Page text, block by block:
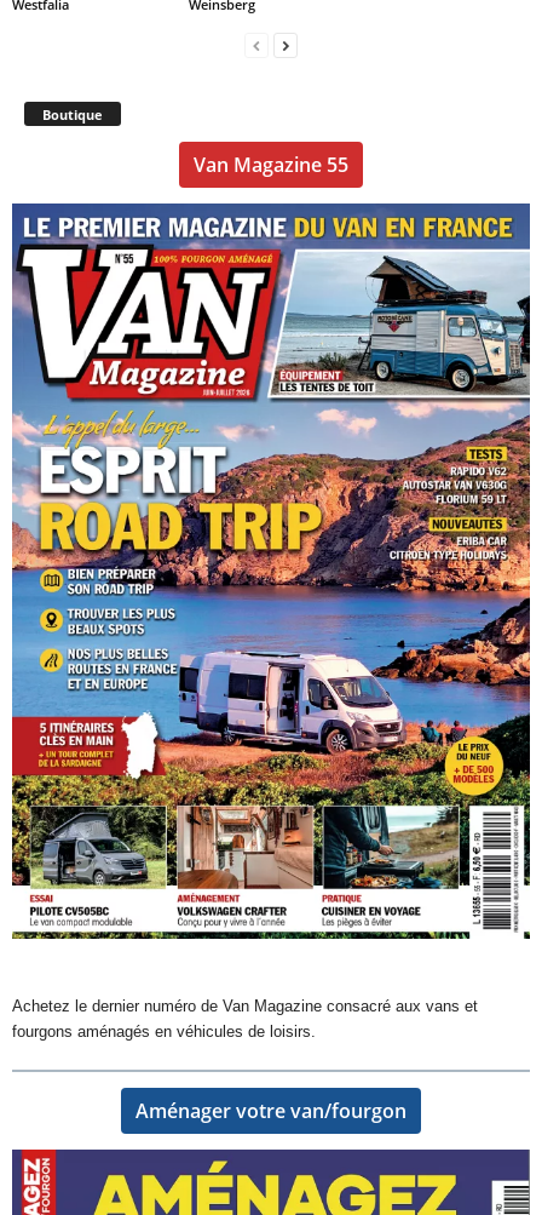
Westfalia
Weinsberg
Boutique
Van Magazine 55
Achetez le dernier numéro de Van Magazine consacré aux vans et
fourgons aménagés en véhicules de loisirs.
Aménager votre van/fourgon